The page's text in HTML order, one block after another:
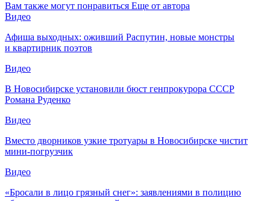
Вам также могут понравиться Еще от автора
Видео
Афиша выходных: оживший Распутин, новые монстры
и квартирник поэтов
Видео
В Новосибирске установили бюст генпрокурора СССР
Романа Руденко
Видео
Вместо дворников узкие тротуары в Новосибирске чистит
мини-погрузчик
Видео
«Бросали в лицо грязный снег»: заявлениями в полицию